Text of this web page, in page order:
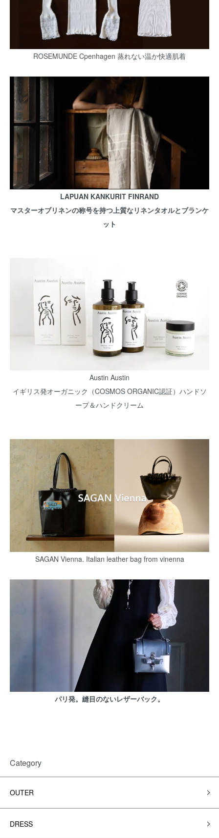
ROSEMUNDE Cpenhagen 蒸れない温か快適肌着
LAPUAN KANKURIT FINRAND
マスターオブリネンの称号を持つ上質なリネンタオルとブランケ
ット
Austin Austin
イギリス発オーガニック（COSMOS ORGANIC認証）ハンドソ
ープ＆ハンドクリーム
SAGAN Vienna. Italian leather bag from vinenna
パリ発。縫目のないレザーバック。
Category
OUTER
DRESS